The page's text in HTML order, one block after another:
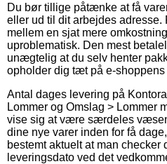
Du bør tillige påtænke at få
eller ud til dit arbejdes adresse.
mellem en sjat mere
uproblematisk. Den mest
unægtelig at du selv henter
opholder dig tæt på e-shoppens
Antal dages levering på
Lommer og Omslag > Lommer
vise sig at være særdeles
dine nye varer inden for få
bestemt aktuelt at man checker
leveringsdato ved det